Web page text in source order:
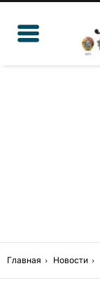
Главная Новости